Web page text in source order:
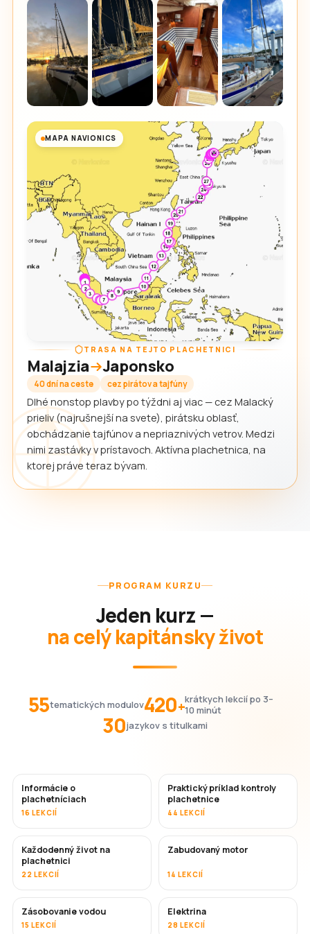
MAPA NAVIONICS
TRASA NA TEJTO PLACHETNICI
Malajzia Japonsko
40 dní na ceste cez pirátov a tajfúny
Dlhé nonstop plavby po týždni aj viac — cez Malacký
prieliv (najrušnejší na svete), pirátsku oblasť,
obchádzanie tajfúnov a nepriaznivých vetrov. Medzi
nimi zastávky v prístavoch. Aktívna plachetnica, na
ktorej práve teraz bývam.
PROGRAM KURZU
Jeden kurz —
na celý kapitánsky život
55tematických modulov420+krátkych lekcií po 3–
10 minút
30jazykov s titulkami
Informácie o
plachetníciach
16 LEKCIÍ
Praktický príklad kontroly
plachetnice
44 LEKCIÍ
Každodenný život na
plachetnici
22 LEKCIÍ
Zabudovaný motor
14 LEKCIÍ
Zásobovanie vodou
15 LEKCIÍ
Elektrina
28 LEKCIÍ